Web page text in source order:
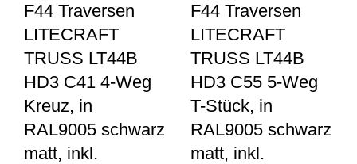
F44 Traversen
LITECRAFT
TRUSS LT44B
HD3 C41 4-Weg
Kreuz, in
RAL9005 schwarz
matt, inkl.
F44 Traversen
LITECRAFT
TRUSS LT44B
HD3 C55 5-Weg
T-Stück, in
RAL9005 schwarz
matt, inkl.